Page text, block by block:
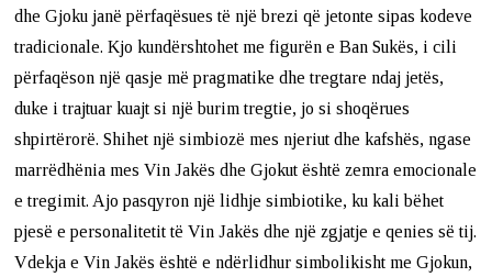
dhe Gjoku janë përfaqësues të një brezi që jetonte sipas kodeve
tradicionale. Kjo kundërshtohet me figurën e Ban Sukës, i cili
përfaqëson një qasje më pragmatike dhe tregtare ndaj jetës,
duke i trajtuar kuajt si një burim tregtie, jo si shoqërues
shpirtërorë. Shihet një simbiozë mes njeriut dhe kafshës, ngase
marrëdhënia mes Vin Jakës dhe Gjokut është zemra emocionale
e tregimit. Ajo pasqyron një lidhje simbiotike, ku kali bëhet
pjesë e personalitetit të Vin Jakës dhe një zgjatje e qenies së tij.
Vdekja e Vin Jakës është e ndërlidhur simbolikisht me Gjokun,